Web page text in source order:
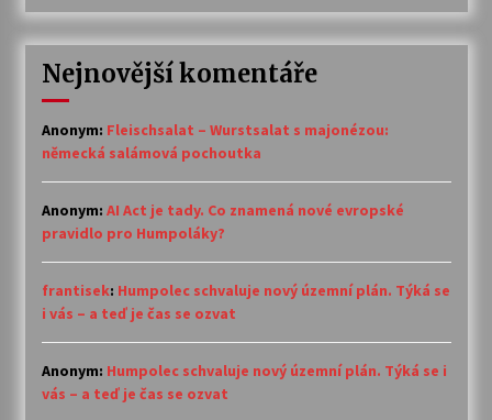
Nejnovější komentáře
Anonym: Fleischsalat – Wurstsalat s majonézou:
německá salámová pochoutka
Anonym: AI Act je tady. Co znamená nové evropské
pravidlo pro Humpoláky?
frantisek: Humpolec schvaluje nový územní plán. Týká se
i vás – a teď je čas se ozvat
Anonym: Humpolec schvaluje nový územní plán. Týká se i
vás – a teď je čas se ozvat